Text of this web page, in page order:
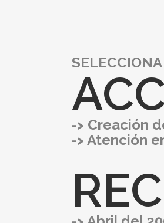
-> Creación
-> Atención